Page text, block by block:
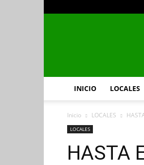
INICIO LOCALES
Inicio LOCALES
LOCALES
HASTA